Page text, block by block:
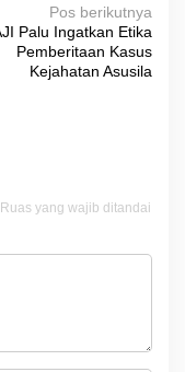
Pos berikutnya
Palu Ingatkan Etika
Pemberitaan Kasus
Kejahatan Asusila
Ruas yang wajib ditandai